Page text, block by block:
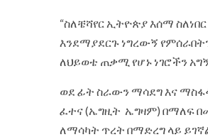
“ስለቼሻየር ኢትዮጵያ እሰማ
እንደማያደርጉ ነግረውኝ
ለህይወቴ ጠቃሚ የሆኑ ነገሮችን
ወደ ፊት ስራውን ማሳደግ እና
ፈተና (ኤግዚት ኤግዛም) በማለፍ
ለማሳካት ጥረት በማድረግ ላይ